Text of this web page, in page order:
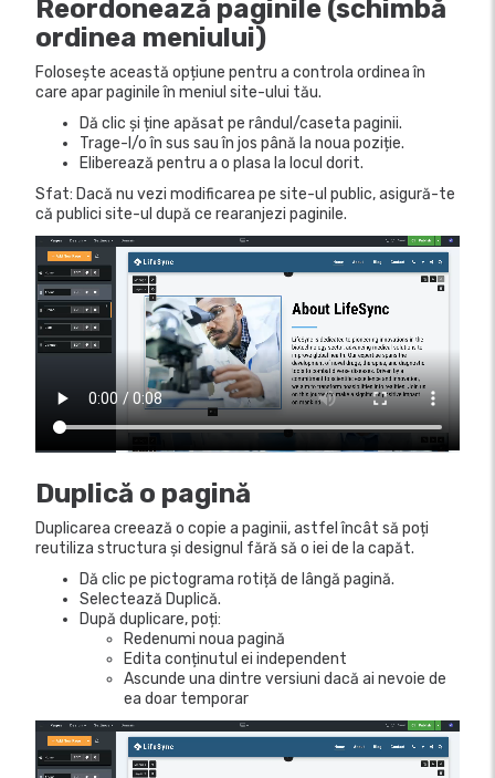
Reordonează paginile (schimbă
ordinea meniului)
Folosește această opțiune pentru a controla ordinea în
care apar paginile în meniul site-ului tău.
Dă clic și ține apăsat pe rândul/caseta paginii.
Trage-l/o în sus sau în jos până la noua poziție.
Eliberează pentru a o plasa la locul dorit.
Sfat: Dacă nu vezi modificarea pe site-ul public, asigură-te
că publici site-ul după ce rearanjezi paginile.
Duplică o pagină
Duplicarea creează o copie a paginii, astfel încât să poți
reutiliza structura și designul fără să o iei de la capăt.
Dă clic pe pictograma rotiță de lângă pagină.
Selectează Duplică.
După duplicare, poți:
Redenumi noua pagină
Edita conținutul ei independent
Ascunde una dintre versiuni dacă ai nevoie de
ea doar temporar